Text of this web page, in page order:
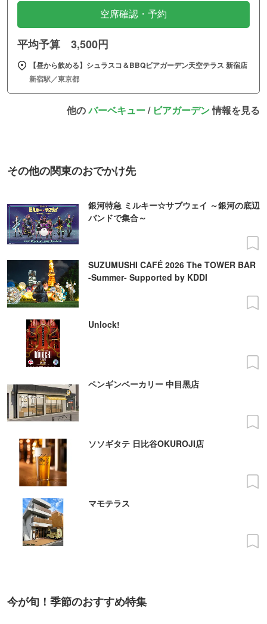
空席確認・予約
平均予算 3,500円
【昼から飲める】シュラスコ＆BBQビアガーデン天空テラス 新宿店
新宿駅／東京都
他のバーベキュー/ ビアガーデン情報を見る
その他の関東のおでかけ先
銀河特急 ミルキー☆サブウェイ ～銀河の底辺
バンドで集合～
SUZUMUSHI CAFÉ 2026 The TOWER BAR
-Summer- Supported by KDDI
Unlock!
ペンギンベーカリー 中目黒店
ソソギタテ 日比谷OKUROJI店
マモテラス
今が旬！季節のおすすめ特集